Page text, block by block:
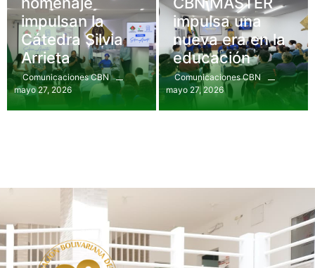
impulsan la
Cátedra Silvia
Arrieta
Comunicaciones CBN
mayo 27, 2026
impulsa una
nueva era en la
educación
Comunicaciones CBN
mayo 27, 2026